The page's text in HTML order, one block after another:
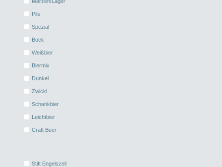
Pils
Spezial
Bock
Weißbier
Biermix
Dunkel
Zwickl
Schankbier
Leichtbier
Craft Beer
Stift Engelszell